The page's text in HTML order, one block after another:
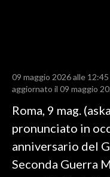
RISULTATI E CLASSIFICHE
CALCIO REGIONALE
BASKET
VOLLEY
MOTORI
09 maggio 2026 alle 12:45
aggiornato il 09 maggio
Roma, 9 mag.
pronunciato in
anniversario del
Seconda Guerra